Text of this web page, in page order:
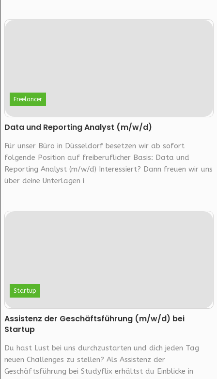
Freelancer
Data und Reporting Analyst (m/w/d)
Für unser Büro in Düsseldorf besetzen wir ab sofort
folgende Position auf freiberuflicher Basis: Data und
Reporting Analyst (m/w/d) Interessiert? Dann freuen wir uns
über deine Unterlagen i
Startup
Assistenz der Geschäftsführung (m/w/d) bei
Startup
Du hast Lust bei uns durchzustarten und dich jeden Tag
neuen Challenges zu stellen? Als Assistenz der
Geschäftsführung bei Studyflix erhältst du Einblicke in